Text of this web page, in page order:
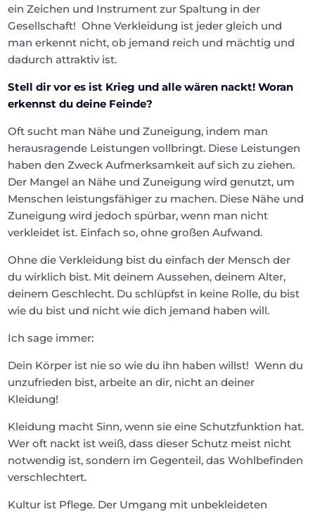
ein Zeichen und Instrument zur Spaltung in der
Gesellschaft! Ohne Verkleidung ist jeder gleich und
man erkennt nicht, ob jemand reich und mächtig und
dadurch attraktiv ist.
Stell dir vor es ist Krieg und alle wären nackt! Woran
erkennst du deine Feinde?
Oft sucht man Nähe und Zuneigung, indem man
herausragende Leistungen vollbringt. Diese Leistungen
haben den Zweck Aufmerksamkeit auf sich zu ziehen.
Der Mangel an Nähe und Zuneigung wird genutzt, um
Menschen leistungsfähiger zu machen. Diese Nähe und
Zuneigung wird jedoch spürbar, wenn man nicht
verkleidet ist. Einfach so, ohne großen Aufwand.
Ohne die Verkleidung bist du einfach der Mensch der
du wirklich bist. Mit deinem Aussehen, deinem Alter,
deinem Geschlecht. Du schlüpfst in keine Rolle, du bist
wie du bist und nicht wie dich jemand haben will.
Ich sage immer:
Dein Körper ist nie so wie du ihn haben willst! Wenn du
unzufrieden bist, arbeite an dir, nicht an deiner
Kleidung!
Kleidung macht Sinn, wenn sie eine Schutzfunktion hat.
Wer oft nackt ist weiß, dass dieser Schutz meist nicht
notwendig ist, sondern im Gegenteil, das Wohlbefinden
verschlechtert.
Kultur ist Pflege. Der Umgang mit unbekleideten